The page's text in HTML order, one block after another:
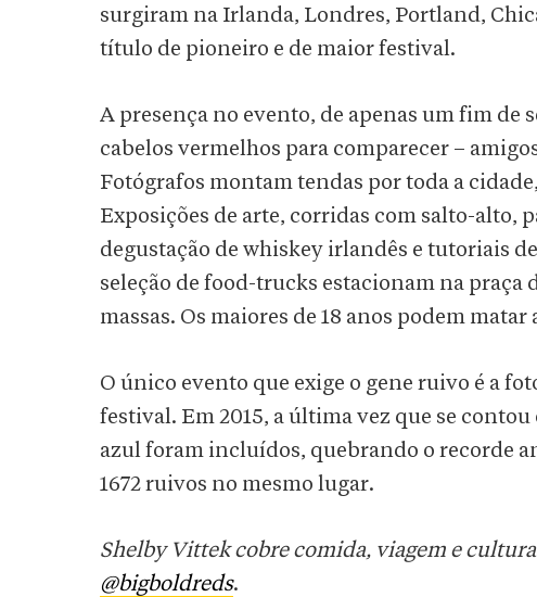
surgiram na Irlanda, Londres, Portland,
título de pioneiro e de maior festival.
A presença no evento, de apenas um fim de
cabelos vermelhos para comparecer –
Fotógrafos montam tendas por toda a
Exposições de arte, corridas com salto-alto,
degustação de whiskey irlandês e tutoriais
seleção de food-trucks estacionam na praça
massas. Os maiores de 18 anos podem
O único evento que exige o gene ruivo é a
festival. Em 2015, a última vez que se
azul foram incluídos, quebrando o recorde
1672 ruivos no mesmo lugar.
Shelby Vittek cobre comida, viagem e
@bigboldreds.